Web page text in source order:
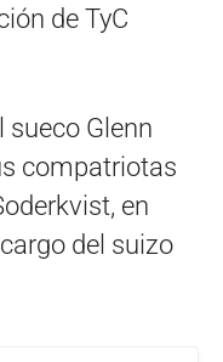
de TyC
sueco Glenn
compatriotas
en
del suizo